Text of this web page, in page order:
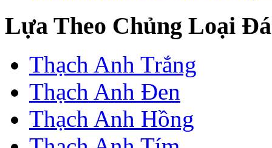
Lựa Theo Chủng Loại Đá
Thạch Anh Trắng
Thạch Anh Đen
Thạch Anh Hồng